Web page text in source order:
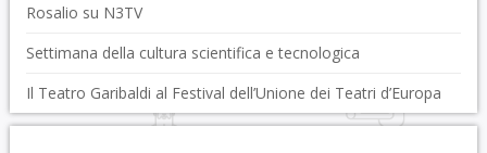
Rosalio su N3TV
Settimana della cultura scientifica e tecnologica
Il Teatro Garibaldi al Festival dell’Unione dei Teatri d’Europa